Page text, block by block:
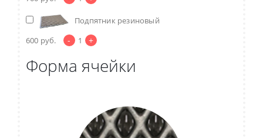
Подпятник резиновый
600 руб. - 1 +
Форма ячейки